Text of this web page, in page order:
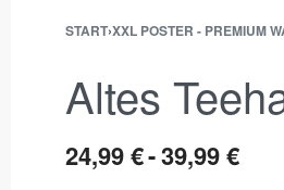
START›XXL POSTER - PREMIUM
Altes
24,99€ 39,99€